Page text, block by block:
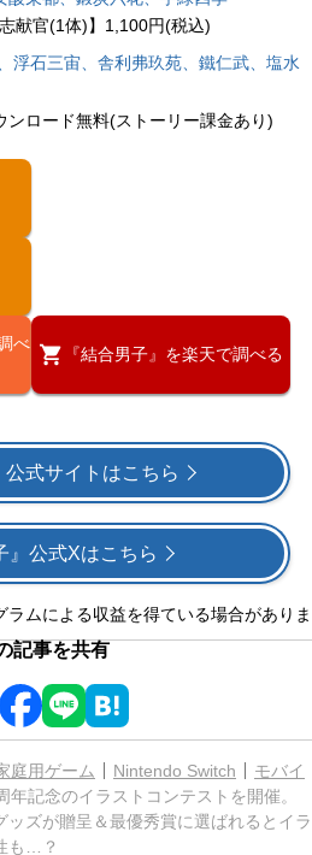
献官(1体)】1,100円(税込)
浮石三宙、舎利弗玖苑、鐵仁武、塩水
ンロード無料(ストーリー課金あり)
べ
『結合男子』を楽天で調べる
公式サイトはこちら
』公式Xはこちら
ムによる収益を得ている場合がありま
記事を共有
庭用ゲーム Nintendo Switch
モバイ
年記念のイラストコンテストを開催。
ズが贈呈＆最優秀賞に選ばれるとイラ
も…？